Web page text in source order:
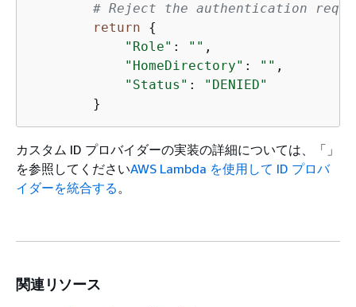
# Reject the authentication
return
{
"Role" : "" ,
"HomeDirectory" : "" ,
"Status" :
"DENIED"
カスタム ID プロバイダーの実装の詳細については、「」
を参照してくださいAWS Lambda を使用して ID プロバ
イダーを統合する。
関連リソース